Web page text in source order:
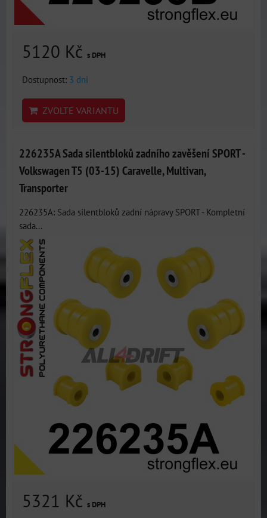
5120 Kč s DPH
Dostupnost: 3 dni
ZVOLTE VARIANTU
226235A Sada silentbloků zadního zavěšení SPORT -
Volkswagen T5 (03-15) Caravelle, Multivan,
Transporter
226235A: Sada silentbloků zadní nápravy SPORT - Kompletní
sada...
5321 Kč s DPH